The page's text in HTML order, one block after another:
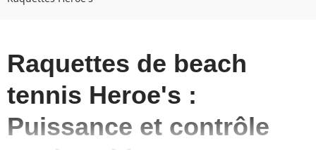
Raquettes de beach
tennis Heroe's :
Puissance et contrôle